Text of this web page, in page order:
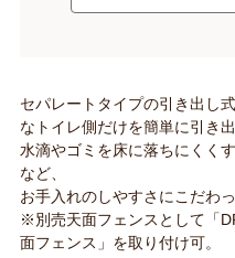
セパレートタイプの引き出し
なトイレ側だけを簡単に引き出
水滴やゴミを床に落ちにくく
など、
お手入れのしやすさにこだわ
※別売天面フェンスとして「
面フェンス」を取り付け可。